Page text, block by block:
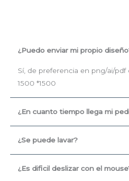
¿Puedo enviar mi propio
Sí, de preferencia en png/ai/
1500 *1500
¿En cuanto tiempo llega mi
¿Se puede lavar?
¿Es dificil deslizar con el